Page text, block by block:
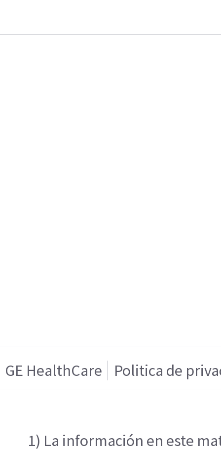
GE HealthCare Politica de
1) La información en este